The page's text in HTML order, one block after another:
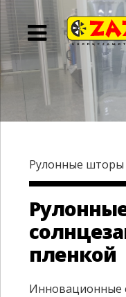
Рулонные шторы
пленкой
Инновационные